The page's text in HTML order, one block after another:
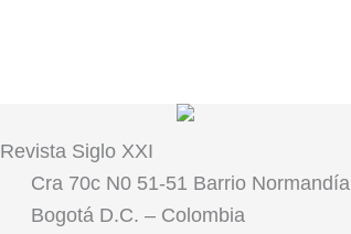
Revista Siglo XXI
Cra 70c N0 51-51 Barrio Normandía
Bogotá D.C. – Colombia